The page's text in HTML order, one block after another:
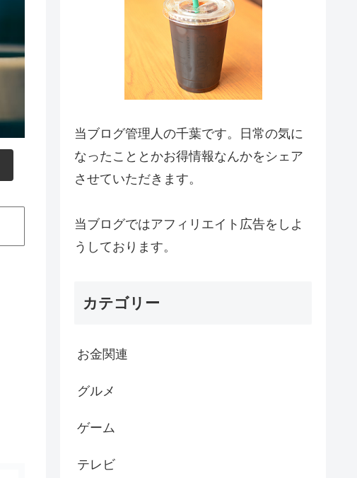
当ブログ管理人の千葉です。日常の気に
なったこととかお得情報なんかをシェア
させていただきます。
当ブログではアフィリエイト広告をしよ
うしております。
カテゴリー
お金関連
グルメ
ゲーム
テレビ